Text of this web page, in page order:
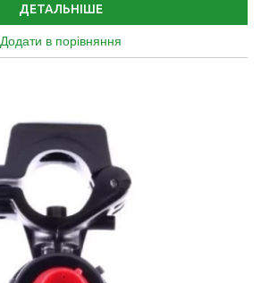
ДЕТАЛЬНІШЕ
Додати в порівняння